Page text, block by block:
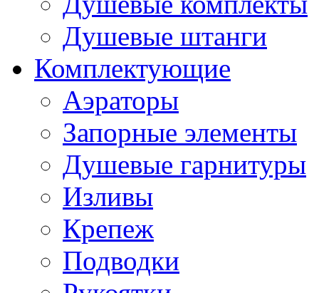
Душевые штанги
Комплектующие
Аэраторы
Запорные элементы
Душевые гарнитуры
Изливы
Крепеж
Подводки